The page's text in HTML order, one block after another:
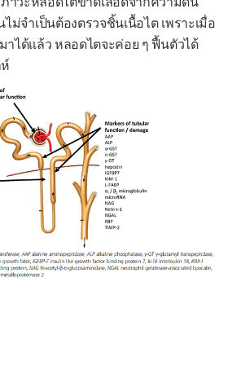
ลิซึม --
เลือดสูง
เลือดต่ำ
นเลือดสูง
ในเลือดต่ำ
นเลือดสูง
เลือดต่ำ
เลือดสูง
มในเลือดต่ำ
ม่จำเป็นต้องตรวจชิ้นเนื้อไต เพราะเมื่อ
ได้แล้ว หลอดไตจะค่อย ๆ ฟื้นตัวได้